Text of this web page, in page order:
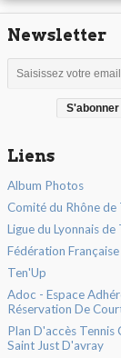
Newsletter
Liens
Album Photos
Comité du Rhône de
Ligue du Lyonnais de
Fédération
Ten'Up
Adoc - Espace
Réservation De
Plan D'accès Tennis
Saint Just D'avray